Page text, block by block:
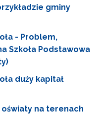
gminy
- Problem,
Szkoła Podstawowa
duży kapitał
na terenach